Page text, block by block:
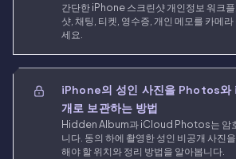
간단한 iPhone 스크린샷 개인정보 워크
샷, 채팅, 티켓, 영수증, 개인 메모를 카메
세요.
iPhone의 성인 사진을 Photos와
개로 보관하는 방법
Hidden Album과 iCloud Photos는 암
니다. 동의 하에 촬영한 성인 비공개 사진
해야 할 위치와 정리 방법을 알아봅니다.